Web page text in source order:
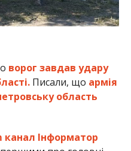
ворог завдав удару
Писали, що армія
область
канал Інформатор